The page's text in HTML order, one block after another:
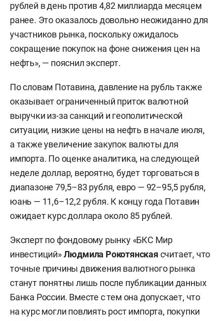
рублей в день против 4,82 миллиарда месяцем
ранее. Это оказалось довольно неожиданно для
участников рынка, поскольку ожидалось
сокращение покупок на фоне снижения цен на
нефть», — пояснил эксперт.
По словам Потавина, давление на рубль также
оказывает ограниченный приток валютной
выручки из-за санкций и геополитической
ситуации, низкие цены на нефть в начале июля,
а также увеличение закупок валюты для
импорта. По оценке аналитика, на следующей
неделе доллар, вероятно, будет торговаться в
диапазоне 79,5–83 рубля, евро — 92–95,5 рубля,
юань — 11,6–12,2 рубля. К концу года Потавин
ожидает курс доллара около 85 рублей.
Эксперт по фондовому рынку «БКС Мир
инвестиций»Людмила Рокотянская считает, что
точные причины движения валютного рынка
станут понятны лишь после публикации данных
Банка России. Вместе с тем она допускает, что
на курс могли повлиять рост импорта, покупки